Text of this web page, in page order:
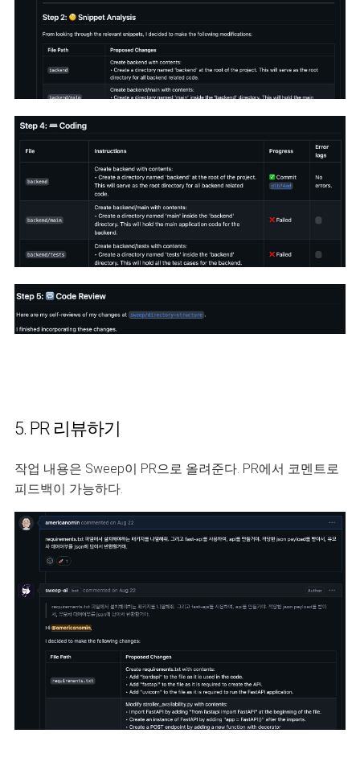
5. PR 리뷰하기
작업 내용은 Sweep이 PR으로 올려준다. PR에서 코멘트로
피드백이 가능하다.